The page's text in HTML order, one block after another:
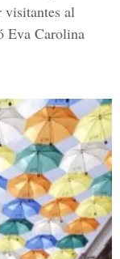
visitantes al
Eva Carolina